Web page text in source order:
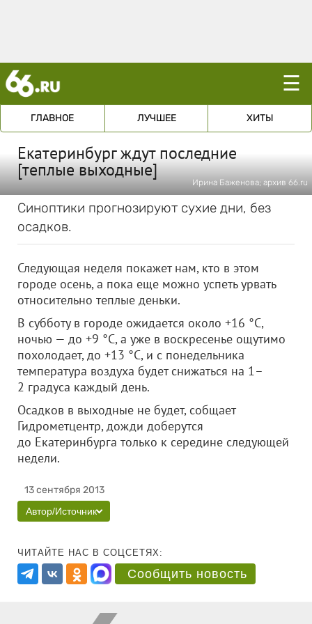
☰
ГЛАВНОЕ ЛУЧШЕЕ ХИТЫ
Екатеринбург ждут последние
[теплые выходные]
Ирина Баженова; архив 66.ru
Синоптики прогнозируют сухие дни, без
осадков.
Следующая неделя покажет нам, кто в этом
городе осень, а пока еще можно успеть урвать
относительно теплые деньки.
В субботу в городе ожидается около +16 °С,
ночью — до +9 °С, а уже в воскресенье ощутимо
похолодает, до +13 °С, и с понедельника
температура воздуха будет снижаться на 1–
2 градуса каждый день.
Осадков в выходные не будет, собщает
Гидрометцентр, дожди доберутся
до Екатеринбурга только к середине следующей
недели.
13 сентября 2013
Автор/Источник
ЧИТАЙТЕ НАС В СОЦСЕТЯХ:
Сообщить новость